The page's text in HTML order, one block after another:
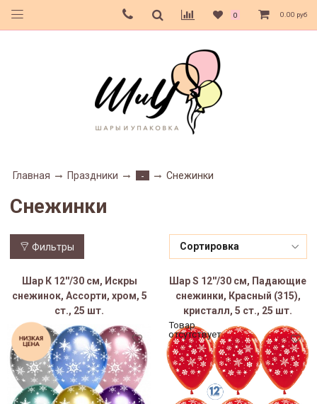
0 0.00 руб
Главная Праздники - Снежинки
Снежинки
Фильтры
Шар К 12''/30 см, Искры
снежинок, Ассорти, хром, 5
ст., 25 шт.
Шар S 12''/30 см, Падающие
снежинки, Красный (315),
кристалл, 5 ст., 25 шт.
Товар
отсутствует